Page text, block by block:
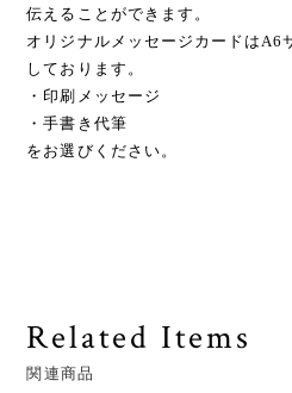
伝えることができます。
オリジナルメッセージカードはA6
しております。
・印刷メッセージ
・手書き代筆
をお選びください。
Related Items
関連商品